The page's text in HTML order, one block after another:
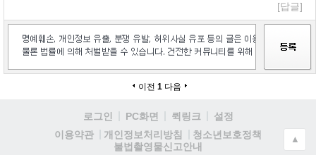
[답글]
이전 1 다음
로그인 PC화면 퀵링크
설정
이용약관
개인정보처리방침
청소년보호정책
불법촬영물신고안내
▲